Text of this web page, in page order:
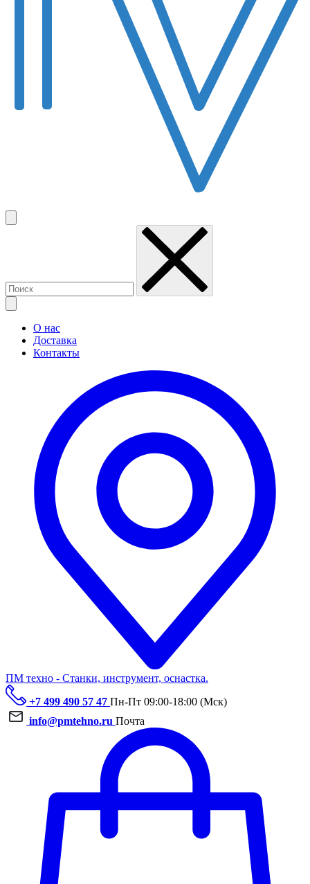
О нас
Доставка
Контакты
ПМ техно - Станки, инструмент, оснастка.
+7 499 490 57 47 Пн-Пт 09:00-18:00 (Мск)
info@pmtehno.ru Почта